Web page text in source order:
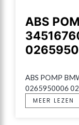
ABS
ABS POMP
0265950006
MEER LEZEN